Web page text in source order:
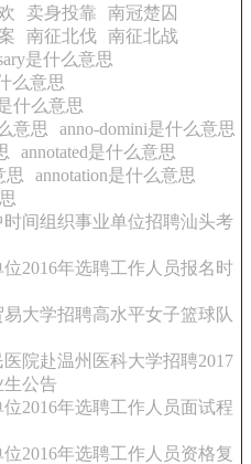
卖身投靠
南冠楚囚
南征北伐 南征北战
是什么意思
么意思
什么意思
意思
anno-domini是什么意思
annotated是什么意思
思
annotation是什么意思
时间组织事业单位招聘汕头考
2016年选聘工作人员报名时
易大学招聘高水平女子篮球队
院赴温州医科大学招聘2017
公告
2016年选聘工作人员面试程
2016年选聘工作人员资格复